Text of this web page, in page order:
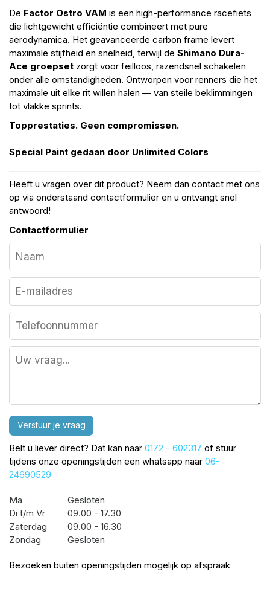
De Factor Ostro VAM is een high-performance racefiets
die lichtgewicht efficiëntie combineert met pure
aerodynamica. Het geavanceerde carbon frame levert
maximale stijfheid en snelheid, terwijl de Shimano Dura-
Ace groepset zorgt voor feilloos, razendsnel schakelen
onder alle omstandigheden. Ontworpen voor renners die het
maximale uit elke rit willen halen — van steile beklimmingen
tot vlakke sprints.
Topprestaties. Geen compromissen.
Special Paint gedaan door Unlimited Colors
Heeft u vragen over dit product? Neem dan contact met ons
op via onderstaand contactformulier en u ontvangt snel
antwoord!
Contactformulier
Verstuur je vraag
Belt u liever direct? Dat kan naar 0172 - 602317 of stuur
tijdens onze openingstijden een whatsapp naar 06-
24690529
Ma
Gesloten
Di t/m Vr
09.00 - 17.30
Zaterdag
09.00 - 16.30
Zondag
Gesloten
Bezoeken buiten openingstijden mogelijk op afspraak